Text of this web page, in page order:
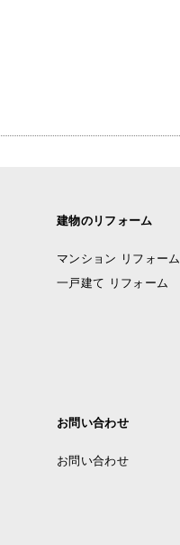
建物のリフォーム
マンション リフォーム
一戸建て リフォーム
お問い合わせ
お問い合わせ